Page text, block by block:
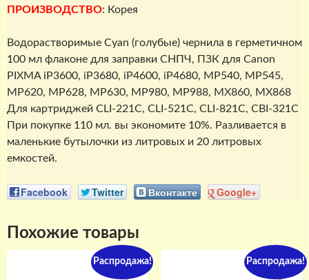
ПРОИЗВОДСТВО: Корея
Водорастворимые Cyan (голубые) чернила в герметичном
100 мл флаконе для заправки СНПЧ, ПЗК для Canon
PIXMA iP3600, iP3680, iP4600, iP4680, MP540, MP545,
MP620, MP628, MP630, MP980, MP988, MX860, MX868
Для картриджей CLI-221С, CLI-521С, CLI-821С, CBI-321С
При покупке 110 мл. вы экономите 10%. Разливается в
маленькие бутылочки из литровых и 20 литровых
емкостей.
Facebook Twitter Вконтакте Google+
Похожие товары
Распродажа! Распродажа!